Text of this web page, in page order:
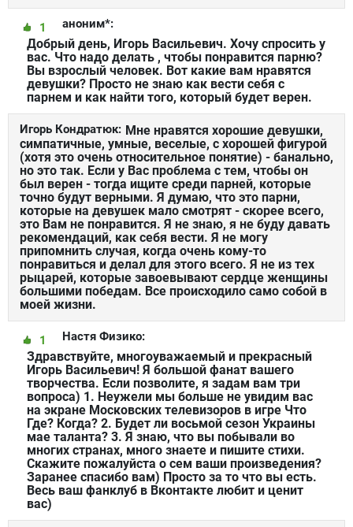
аноним*:
1
Добрый день, Игорь Васильевич. Хочу спросить у
вас. Что надо делать , чтобы понравится парню?
Вы взрослый человек. Вот какие вам нравятся
девушки? Просто не знаю как вести себя с
парнем и как найти того, который будет верен.
Игорь Кондратюк: Мне нравятся хорошие девушки,
симпатичные, умные, веселые, с хорошей фигурой
(хотя это очень относительное понятие) - банально,
но это так. Если у Вас проблема с тем, чтобы он
был верен - тогда ищите среди парней, которые
точно будут верными. Я думаю, что это парни,
которые на девушек мало смотрят - скорее всего,
это Вам не понравится. Я не знаю, я не буду давать
рекомендаций, как себя вести. Я не могу
припомнить случая, когда очень кому-то
понравиться и делал для этого всего. Я не из тех
рыцарей, которые завоевывают сердце женщины
большими победам. Все происходило само собой в
моей жизни.
Настя Физико:
1
Здравствуйте, многоуважаемый и прекрасный
Игорь Васильевич! Я большой фанат вашего
творчества. Если позволите, я задам вам три
вопроса) 1. Неужели мы больше не увидим вас
на экране Московских телевизоров в игре Что
Где? Когда? 2. Будет ли восьмой сезон Украины
мае таланта? 3. Я знаю, что вы побывали во
многих странах, много знаете и пишите стихи.
Скажите пожалуйста о сем ваши произведения?
Заранее спасибо вам) Просто за то что вы есть.
Весь ваш фанклуб в Вконтакте любит и ценит
вас)